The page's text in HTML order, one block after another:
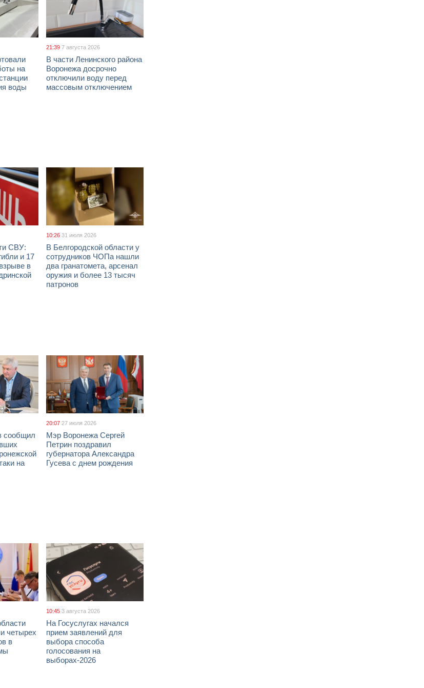
на
воды
21:39 7 августа 2026
В части Ленинского района
Воронежа досрочно
отключили воду перед
массовым отключением
СВУ:
и 17
в
10:26 31 июля 2026
В Белгородской области у
сотрудников ЧОПа нашли
два гранатомета, арсенал
оружия и более 13 тысяч
патронов
сообщил
на
20:07 27 июля 2026
Мэр Воронежа Сергей
Петрин поздравил
губернатора Александра
Гусева с днем рождения
четырех
в
10:45 3 августа 2026
На Госуслугах начался
прием заявлений для
выбора способа
голосования на
выборах-2026